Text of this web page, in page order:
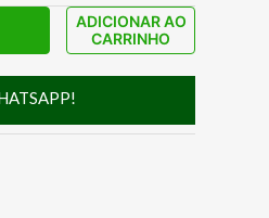
ADICIONAR AO
CARRINHO